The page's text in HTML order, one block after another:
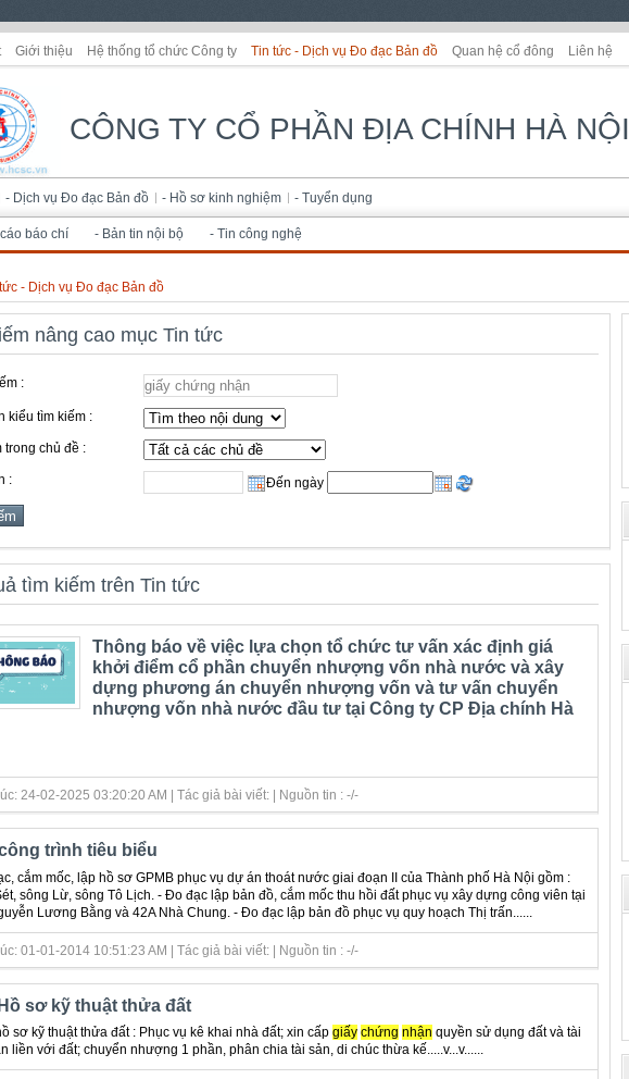
Giới thiệu Hệ thống tổ chức Công ty Tin tức - Dịch vụ Đo đạc Bản đồ Quan hệ cổ đông Liên hệ
CÔNG TY CỔ PHẦN ĐỊA CHÍNH HÀ NỘI
báo chí - Bản tin nội bộ - Tin công nghệ
- Dịch vụ Đo đạc Bản đồ - Hồ sơ kinh nghiệm - Tuyển dụng
- Dịch vụ Đo đạc Bản đồ
nâng cao mục Tin tức
:
kiểu tìm kiếm :
trong chủ đề :
: Đến ngày
tìm kiếm trên Tin tức
Thông báo về việc lựa chọn tổ chức tư vấn xác định giá
khởi điểm cổ phần chuyển nhượng vốn nhà nước và xây
dựng phương án chuyển nhượng vốn và tư vấn chuyển
nhượng vốn nhà nước đầu tư tại Công ty CP Địa chính Hà
24-02-2025 03:20:20 AM | Tác giả bài viết: | Nguồn tin : -/-
trình tiêu biểu
cắm mốc, lập hồ sơ GPMB phục vụ dự án thoát nước giai đoạn II của Thành phố Hà Nội gồm :
sông Lừ, sông Tô Lịch. - Đo đạc lập bản đồ, cắm mốc thu hồi đất phục vụ xây dựng công viên tại
Lương Bằng và 42A Nhà Chung. - Đo đạc lập bản đồ phục vụ quy hoạch Thị trấn......
01-01-2014 10:51:23 AM | Tác giả bài viết: | Nguồn tin : -/-
sơ kỹ thuật thửa đất
sơ kỹ thuật thửa đất : Phục vụ kê khai nhà đất; xin cấp giấy chứng nhận quyền sử dụng đất và tài
liền với đất; chuyển nhượng 1 phần, phân chia tài sản, di chúc thừa kế.....v...v......